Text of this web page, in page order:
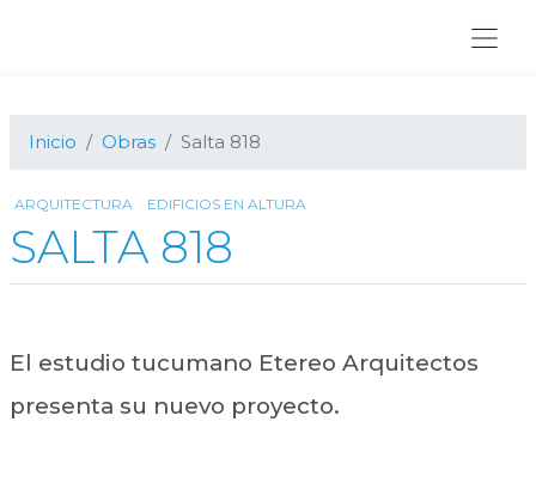
Inicio
Obras Salta 818
ARQUITECTURA EDIFICIOS EN ALTURA
SALTA 818
El estudio tucumano Etereo Arquitectos
presenta su nuevo proyecto.